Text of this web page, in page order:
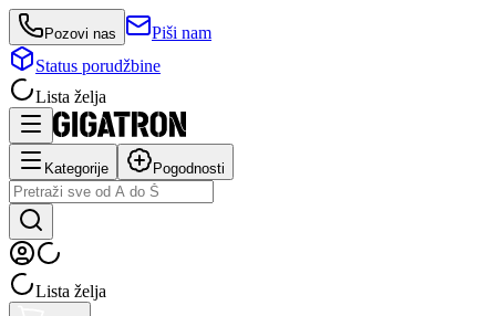
Pozovi nas
Piši nam
Status porudžbine
Lista želja
Kategorije Pogodnosti
Lista želja